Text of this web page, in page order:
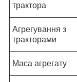
трактора
Агрегування з
тракторами
Маса агрегату